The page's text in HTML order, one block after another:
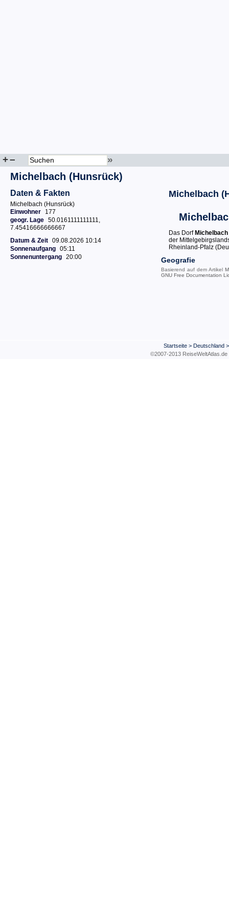
+– »
Michelbach (Hunsrück)
Daten & Fakten
Michelbach (Hunsrück)
Einwohner
177
geogr. Lage 50.0161111111111,
7.45416666666667
Datum & Zeit 09.08.2026 10:14
Sonnenaufgang 05:11
Sonnenuntergang 20:00
Michelbach
Das Dorf Michelbach
der
Rheinland-Pfalz
Geografie
Basierend auf dem Artikel
GNU Free Documentation
Startseite> Deutschland
©2007-2013